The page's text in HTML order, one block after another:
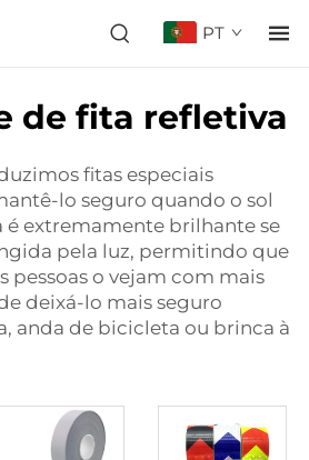
PT
de fita refletiva
fitas especiais
lo seguro quando o sol
é extremamente brilhante se
pela luz, permitindo que
pessoas o vejam com mais
deixá-lo mais seguro
anda de bicicleta ou brinca à